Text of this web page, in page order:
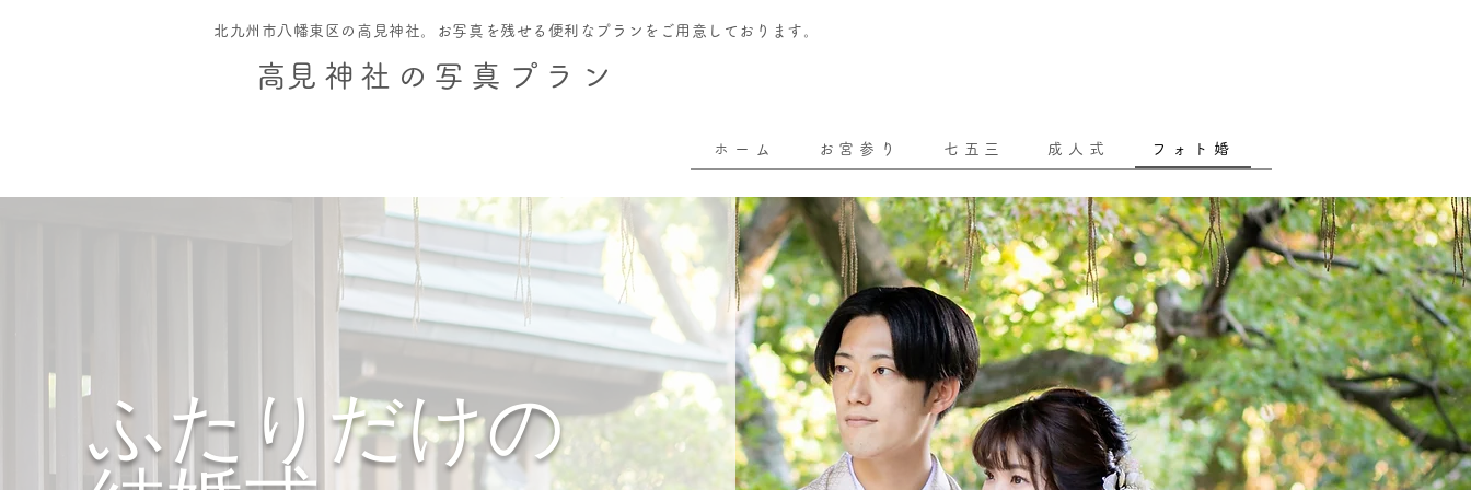
北九州市八幡東区の高見神社。お写真を残せる便利なプランをご用意しております。
​高見神社の写真プラン
ホーム お宮参り 七五三 成人式 フォト婚
ふたりだけの